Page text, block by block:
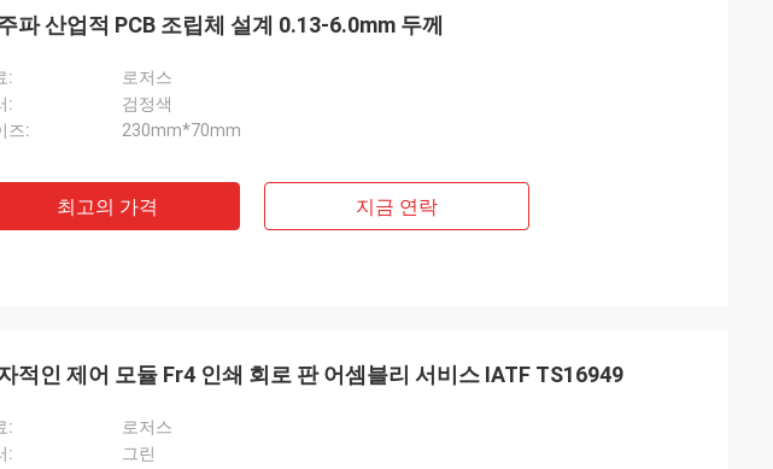
파 산업적 PCB 조립체 설계 0.13-6.0mm 두께
:
로저스
:
검정색
즈:
230mm*70mm
최고의 가격 지금 연락
적인 제어 모듈 Fr4 인쇄 회로 판 어셈블리 서비스 IATF TS16949
:
로저스
:
그린